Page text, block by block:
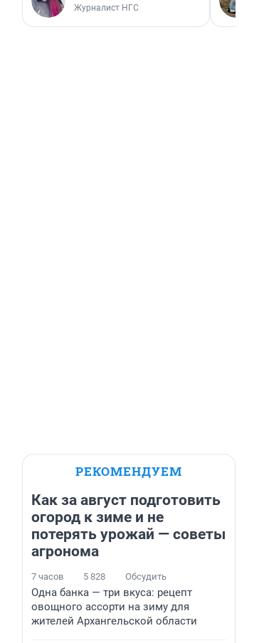
Журналист НГС
РЕКОМЕНДУЕМ
Как за август подготовить
огород к зиме и не
потерять урожай — советы
агронома
7 часов 5 828 Обсудить
Одна банка — три вкуса: рецепт
овощного ассорти на зиму для
жителей Архангельской области